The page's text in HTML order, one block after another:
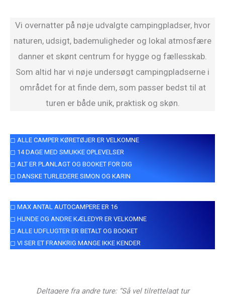
Vi overnatter på nøje udvalgte campingpladser, hvor
naturen, udsigt, bademuligheder og lokal atmosfære
danner et skønt centrum for hygge og fællesskab.
Som altid har vi nøje undersøgt campingpladserne i
området for at finde dem, som passer bedst til at
turen er både unik, praktisk og skøn.
◻ ALLE CAMPER KØRETØJER ER VELKOMNE
◻ 14 DAGE MED SMUKKE OPLEVELSER
◻ ALT ER PLANLAGT OG BOOKET FOR DIG
◻ DANSKE TURLEDERE SIMON OG KARIN
◻ MAX ANTAL AUTOCAMPERE ER 16
◻ HUNDE OG ANDRE KÆLEDYR ER VELKOMNE
◻ ALLE UDFLUGTER ER BETALT OG BOOKET
◻ VI SER ET FRANKRIG MANGE IKKE KENDER
Deltagere fra andre ture: “Så vel tilrettelagt tur